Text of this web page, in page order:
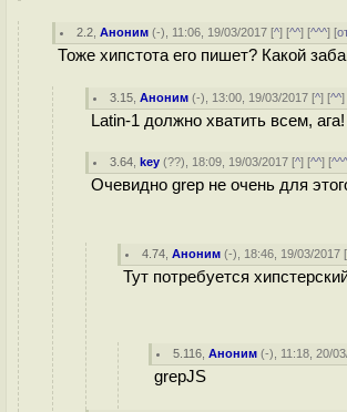
2.2 ,Аноним (-), 11:06, 19/03/2017 [^] [^^] [^^^] [
Тоже хипстота его пишет? Какой
3.15 ,Аноним (-), 13:00, 19/03/2017 [^] [^^]
Latin-1 должно хватить всем, ага!
3.64 ,key (??), 18:09, 19/03/2017 [^] [^^] [
Очевидно grep не очень для
4.74 ,Аноним (-), 18:46, 19/03/2017 [
Тут потребуется
5.116 ,Аноним (-), 11:18, 20/
grepJS